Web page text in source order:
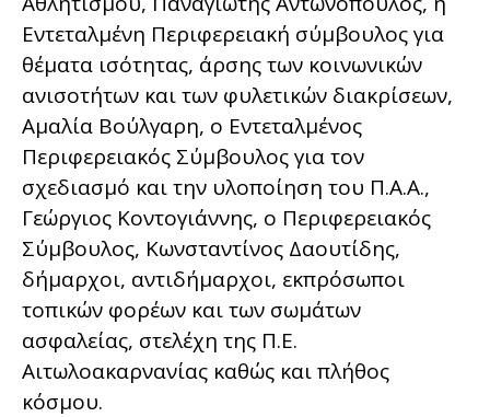
Εντεταλμένη Περιφερειακή σύμβουλος για
θέματα ισότητας, άρσης των κοινωνικών
ανισοτήτων και των φυλετικών διακρίσεων,
Αμαλία Βούλγαρη, ο Εντεταλμένος
Περιφερειακός Σύμβουλος για τον
σχεδιασμό και την υλοποίηση του Π.Α.Α.,
Γεώργιος Κοντογιάννης, ο Περιφερειακός
Σύμβουλος, Κωνσταντίνος Δαουτίδης,
δήμαρχοι, αντιδήμαρχοι, εκπρόσωποι
τοπικών φορέων και των σωμάτων
ασφαλείας, στελέχη της Π.Ε.
Αιτωλοακαρνανίας καθώς και πλήθος
κόσμου.